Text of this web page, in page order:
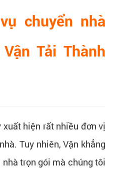
chuyển nhà
Tải Thành
xuất hiện rất nhiều đơn vị
Tuy nhiên, Vận khẳng
trọn gói mà chúng tôi